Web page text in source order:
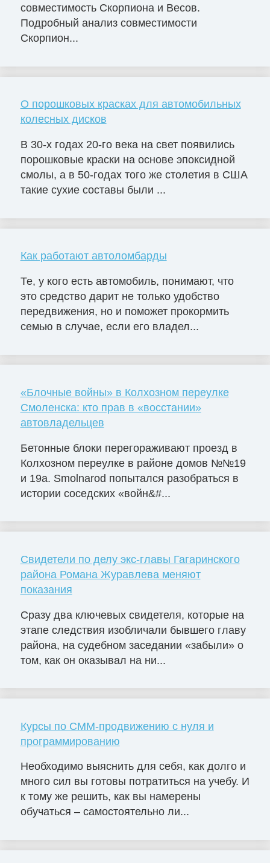
совместимость Скорпиона и Весов.
Подробный анализ совместимости
Скорпион...
О порошковых красках для автомобильных
колесных дисков
В 30-х годах 20-го века на свет появились
порошковые краски на основе эпоксидной
смолы, а в 50-годах того же столетия в США
такие сухие составы были ...
Как работают автоломбарды
Те, у кого есть автомобиль, понимают, что
это средство дарит не только удобство
передвижения, но и поможет прокормить
семью в случае, если его владел...
«Блочные войны» в Колхозном переулке
Смоленска: кто прав в «восстании»
автовладельцев
Бетонные блоки перегораживают проезд в
Колхозном переулке в районе домов №№19
и 19а. Smolnarod попытался разобраться в
истории соседских «войн&#...
Свидетели по делу экс-главы Гагаринского
района Романа Журавлева меняют
показания
Сразу два ключевых свидетеля, которые на
этапе следствия изобличали бывшего главу
района, на судебном заседании «забыли» о
том, как он оказывал на ни...
Курсы по СММ-продвижению с нуля и
программированию
Необходимо выяснить для себя, как долго и
много сил вы готовы потратиться на учебу. И
к тому же решить, как вы намерены
обучаться – самостоятельно ли...